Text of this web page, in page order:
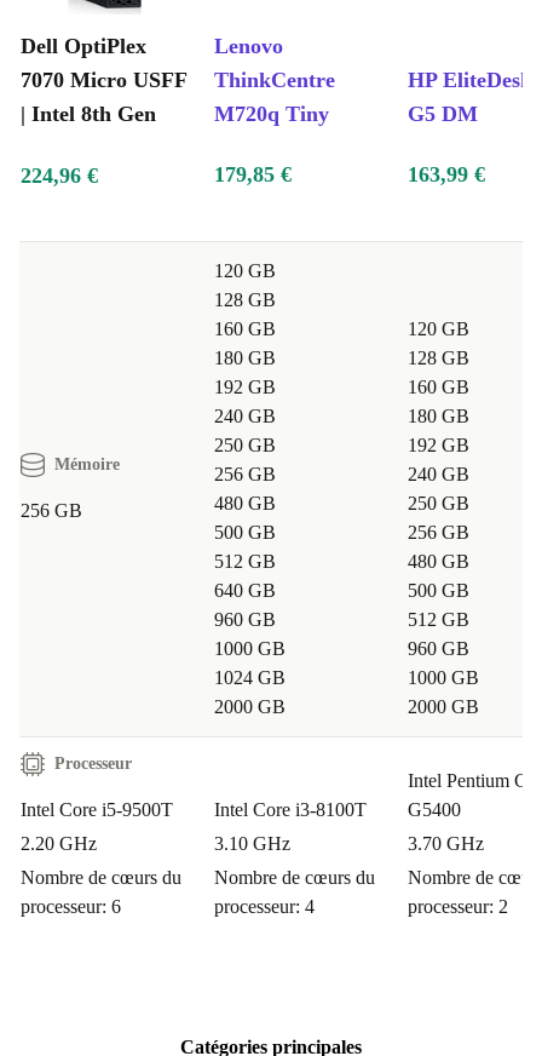
Dell OptiPlex
7070 Micro USFF
| Intel 8th Gen
Lenovo
ThinkCentre
M720q Tiny
HP EliteDesk
G5 DM
224,96 € 179,85 € 163,99 €
Mémoire
256 GB
120 GB
128 GB
160 GB
180 GB
192 GB
240 GB
250 GB
256 GB
480 GB
500 GB
512 GB
640 GB
960 GB
1000 GB
1024 GB
2000 GB
120 GB
128 GB
160 GB
180 GB
192 GB
240 GB
250 GB
256 GB
480 GB
500 GB
512 GB
960 GB
1000 GB
2000 GB
Processeur
Intel Core i5-9500T
2.20 GHz
Nombre de cœurs du
processeur: 6
Intel Core i3-8100T
3.10 GHz
Nombre de cœurs du
processeur: 4
Intel Pentium
G5400
3.70 GHz
Nombre de
processeur: 2
Catégories principales